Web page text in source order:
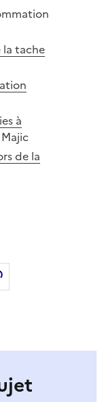
tache
à
de la
par email